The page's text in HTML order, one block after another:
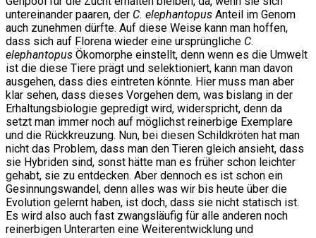
untereinander paaren, der C. elephantopus Anteil im Genom
auch zunehmen dürfte. Auf diese Weise kann man hoffen,
dass sich auf Florena wieder eine ursprüngliche C.
elephantopus Ökomorphe einstellt, denn wenn es die Umwelt
ist die diese Tiere prägt und selektioniert, kann man davon
ausgehen, dass dies eintreten könnte. Hier muss man aber
klar sehen, dass dieses Vorgehen dem, was bislang in der
Erhaltungsbiologie gepredigt wird, widerspricht, denn da
setzt man immer noch auf möglichst reinerbige Exemplare
und die Rückkreuzung. Nun, bei diesen Schildkröten hat man
nicht das Problem, dass man den Tieren gleich ansieht, dass
sie Hybriden sind, sonst hätte man es früher schon leichter
gehabt, sie zu entdecken. Aber dennoch es ist schon ein
Gesinnungswandel, denn alles was wir bis heute über die
Evolution gelernt haben, ist doch, dass sie nicht statisch ist.
Es wird also auch fast zwangsläufig für alle anderen noch
reinerbigen Unterarten eine Weiterentwicklung und